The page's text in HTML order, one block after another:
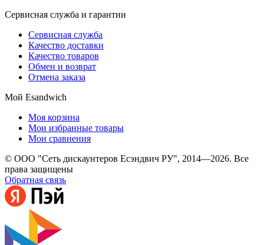
Сервисная служба и гарантии
Сервисная служба
Качество доставки
Качество товаров
Обмен и возврат
Отмена заказа
Мой Esandwich
Моя корзина
Мои избранные товары
Мои сравнения
© ООО "Сеть дискаунтеров Есэндвич РУ", 2014—2026. Все
права защищены
Обратная связь